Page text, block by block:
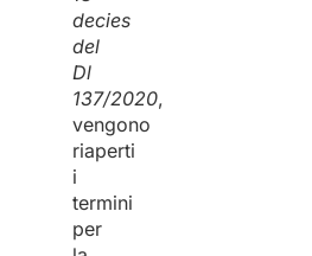
decies
del
Dl
137/2020,
vengono
riaperti
i
termini
per